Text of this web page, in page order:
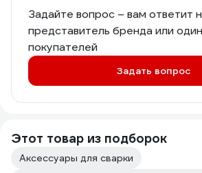
Задайте вопрос – вам ответит
представитель бренда или
покупателей
Задать вопрос
Этот товар из подборок
Аксессуары для сварки